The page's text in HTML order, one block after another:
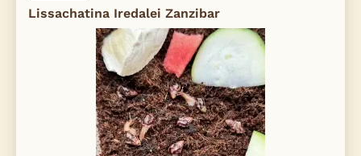
Lissachatina Iredalei Zanzibar